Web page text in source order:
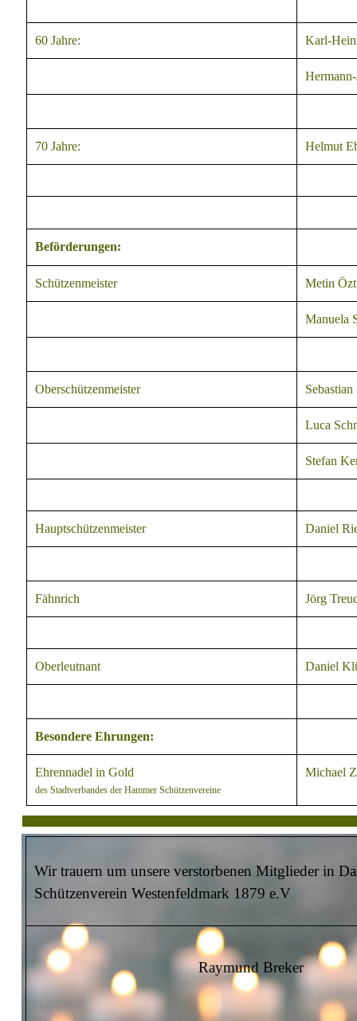
60 Jahre: Karl-
70 Jahre: Helmut
Beförderungen:
Schützenmeister Metin
Manuela
Oberschützenmeister
Luca
Stefan
Hauptschützenmeister Daniel
Fähnrich Jörg
Oberleutnant Daniel
Besondere Ehrungen:
Ehrennadel in Gold
des Stadtverbandes der Hammer Schützenvereine
Michael
Wir trauern um unsere verstorbenen Mitglieder in
Schützenverein Westenfeldmark 1879 e.V.
Raymund Breker